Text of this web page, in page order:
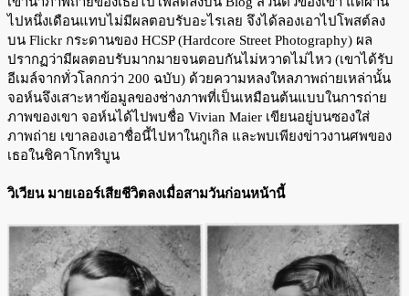
ไปหนึ่งเดือนแทบไม่มีผลตอบรับอะไรเลย จึงได้ลองเอาไปโพสต์ลง
บน Flickr กระดานของ HCSP (Hardcore Street Photography) ผล
ปรากฏว่ามีผลตอบรับมากมายจนตอบกันไม่หวาดไม่ไหว (เขาได้รับ
อีเมล์จากทั่วโลกกว่า 200 ฉบับ) ด้วยความหลงใหลภาพถ่ายเหล่านั้น
จอห์นจึงเสาะหาข้อมูลของช่างภาพที่เป็นเหมือนต้นแบบในการถ่าย
ภาพของเขา จอห์นได้ไปพบชื่อ Vivian Maier เขียนอยู่บนซองใส่
ภาพถ่าย เขาลองเอาชื่อนี้ไปหาในกูเกิล และพบเพียงข่าวงานศพของ
เธอในชิคาโกทริบูน
วิเวียน มายเออร์เสียชีวิตลงเมื่อสามวันก่อนหน้านี้